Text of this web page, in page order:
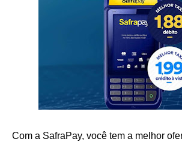
Com a SafraPay, você tem a melhor